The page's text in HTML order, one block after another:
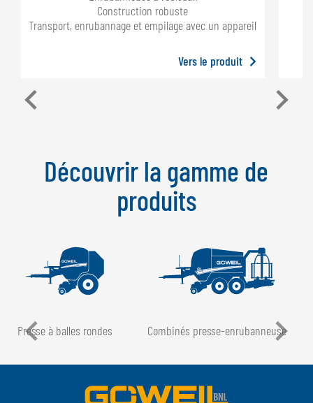
Construction robuste
Transport, enrubannage et empilage avec un appareil
Vers le produit
Découvrir la gamme de
produits
Presse à balles rondes Combinés presse-enrubanneuse